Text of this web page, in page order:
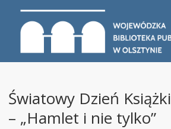
Światowy Dzień Książki
– „Hamlet i nie tylko”